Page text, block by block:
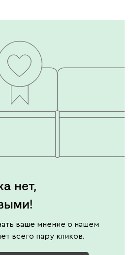
нет,
ваше мнение о нашем
всего пару кликов.